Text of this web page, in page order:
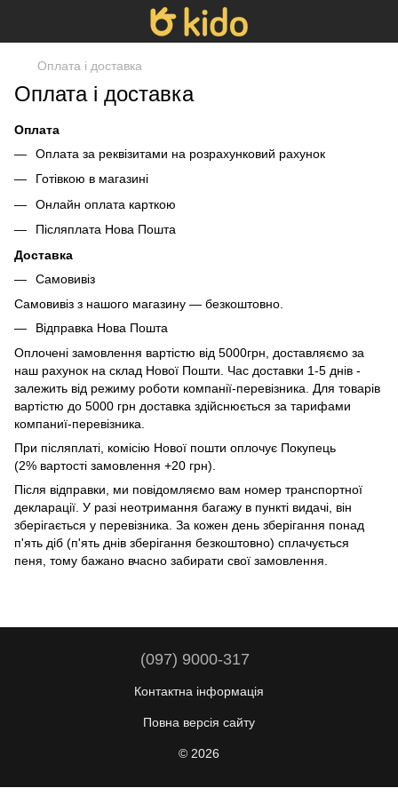
Оплата і доставка
Оплата і доставка
Оплата
Оплата за реквізитами на розрахунковий рахунок
Готівкою в магазині
Онлайн оплата карткою
Післяплата Нова Пошта
Доставка
Самовивіз
Самовивіз з нашого магазину — безкоштовно.
Відправка Нова Пошта
Оплочені замовлення вартістю від 5000грн, доставляємо за
наш рахунок на склад Нової Пошти. Час доставки 1-5 днів -
залежить від режиму роботи компанії-перевізника. Для товарів
вартістю до 5000 грн доставка здійснюється за тарифами
компаниї-перевізника.
При післяплаті, комісію Нової пошти оплочує Покупець
(2% вартості замовлення +20 грн).
Після відправки, ми повідомляємо вам номер транспортної
декларації. У разі неотримання багажу в пункті видачі, він
зберігається у перевізника. За кожен день зберігання понад
п'ять діб (п'ять днів зберігання безкоштовно) сплачується
пеня, тому бажано вчасно забирати свої замовлення.
(097) 9000-317
Контактна інформація
Повна версія сайту
© 2026